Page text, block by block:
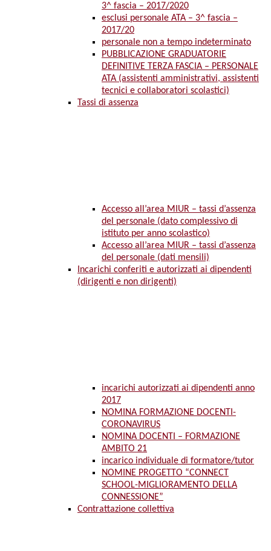
3^ fascia – 2017/2020
esclusi personale ATA – 3^ fascia –
2017/20
personale non a tempo indeterminato
PUBBLICAZIONE GRADUATORIE
DEFINITIVE TERZA FASCIA – PERSONALE
ATA (assistenti amministrativi, assistenti
tecnici e collaboratori scolastici)
Tassi di assenza
Accesso all’area MIUR – tassi d’assenza
del personale (dato complessivo di
istituto per anno scolastico)
Accesso all’area MIUR – tassi d’assenza
del personale (dati mensili)
Incarichi conferiti e autorizzati ai dipendenti
(dirigenti e non dirigenti)
incarichi autorizzati ai dipendenti anno
2017
NOMINA FORMAZIONE DOCENTI-
CORONAVIRUS
NOMINA DOCENTI – FORMAZIONE
AMBITO 21
incarico individuale di formatore/tutor
NOMINE PROGETTO “CONNECT
SCHOOL-MIGLIORAMENTO DELLA
CONNESSIONE”
Contrattazione collettiva